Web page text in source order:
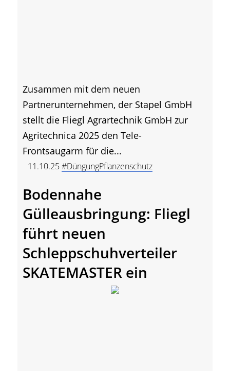
Zusammen mit dem neuen
Partnerunternehmen, der Stapel GmbH
stellt die Fliegl Agrartechnik GmbH zur
Agritechnica 2025 den Tele-
Frontsaugarm für die...
11.10.25#DüngungPflanzenschutz
Bodennahe
Gülleausbringung: Fliegl
führt neuen
Schleppschuhverteiler
SKATEMASTER ein